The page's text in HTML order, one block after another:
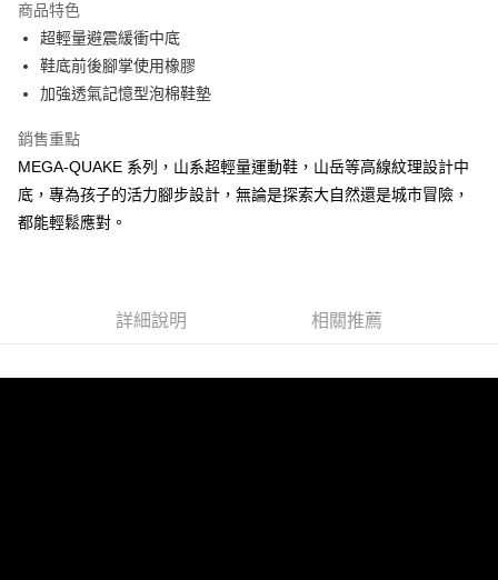
相關說明
【大哥付你分期使用說明】
1.本服務由台灣大哥大提供，台灣大哥大用戶可立即使用無須另外申請。
2.付款方式選擇「大哥付你分期」，訂單成立後會自動跳轉到大哥付的交易
流程，驗證手機門號後，選擇欲分期的期數、繳款截止日，確認付款後即完
3.實際核准額度、可分期數及費用金額請依後續交易確認頁面所載為準。
4.訂單成立30分鐘內，如未前往確認交易或遇審核未通過，訂單將自動取
消。如遇「轉專審核」未通過狀況，表示未達大哥付你分期系統評分，恕無
法說明評估內容。
【繳款方式說明】
ATM付款
宅配
每筆NT$100，滿NT$2,500(含以上)免運費
商品特色
超輕量避震緩衝中底
鞋底前後腳掌使用橡膠
加強透氣記憶型泡棉鞋墊
銷售重點
MEGA-QUAKE 系列，山系超輕量運動鞋，山岳等高線紋理設計中
底，專為孩子的活力腳步設計，無論是探索大自然還是城市冒險，
都能輕鬆應對。
詳細說明 相關推薦